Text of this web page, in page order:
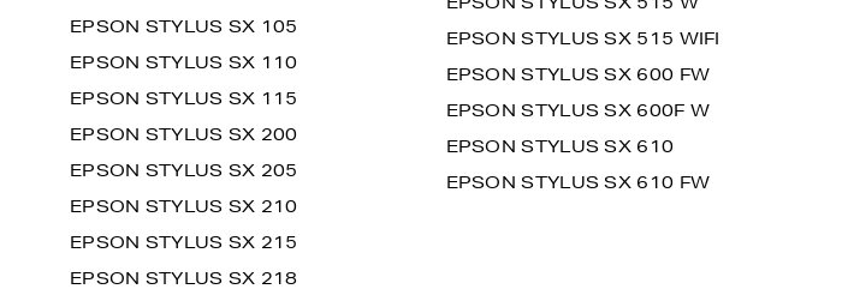
EPSON STYLUS SX 105
EPSON STYLUS SX 110
EPSON STYLUS SX 115
EPSON STYLUS SX 200
EPSON STYLUS SX 205
EPSON STYLUS SX 210
EPSON STYLUS SX 215
EPSON STYLUS SX 218
EPSON STYLUS SX 515 WIFI
EPSON STYLUS SX 600 FW
EPSON STYLUS SX 600F W
EPSON STYLUS SX 610
EPSON STYLUS SX 610 FW